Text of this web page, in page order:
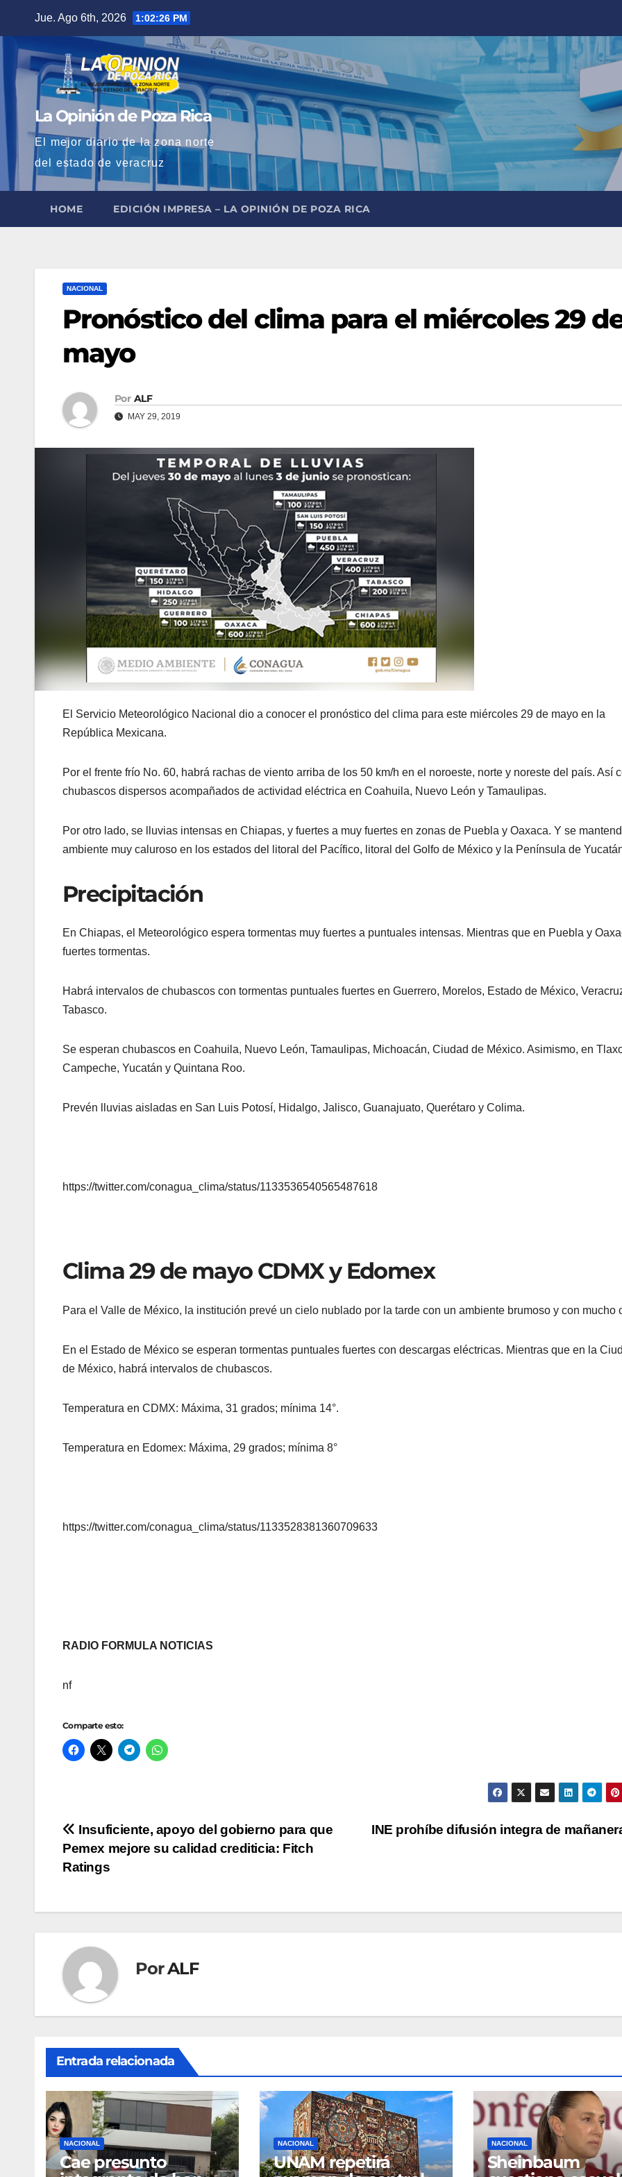
contenido
Jue. Ago 6th, 2026 1:02:28 PM
La Opinión de Poza Rica
El mejor diario de la zona norte
del estado de veracruz
HOME EDICIÓN IMPRESA – LA OPINIÓN DE POZA RICA
NACIONAL
Pronóstico del clima para el miércoles 29
mayo
Por ALF
MAY 29, 2019
El Servicio Meteorológico Nacional dio a conocer el pronóstico del clima para este miércoles 29 de mayo en la
República Mexicana.
Por el frente frío No. 60, habrá rachas de viento arriba de los 50 km/h en el noroeste, norte y noreste del país. Así
chubascos dispersos acompañados de actividad eléctrica en Coahuila, Nuevo León y Tamaulipas.
Por otro lado, se lluvias intensas en Chiapas, y fuertes a muy fuertes en zonas de Puebla y Oaxaca. Y se
ambiente muy caluroso en los estados del litoral del Pacífico, litoral del Golfo de México y la Península de
Precipitación
En Chiapas, el Meteorológico espera tormentas muy fuertes a puntuales intensas. Mientras que en Puebla y
fuertes tormentas.
Habrá intervalos de chubascos con tormentas puntuales fuertes en Guerrero, Morelos, Estado de México,
Tabasco.
Se esperan chubascos en Coahuila, Nuevo León, Tamaulipas, Michoacán, Ciudad de México. Asimismo, en
Campeche, Yucatán y Quintana Roo.
Prevén lluvias aisladas en San Luis Potosí, Hidalgo, Jalisco, Guanajuato, Querétaro y Colima.
https://twitter.com/conagua_clima/status/1133536540565487618
Clima 29 de mayo CDMX y Edomex
Para el Valle de México, la institución prevé un cielo nublado por la tarde con un ambiente brumoso y con mucho
En el Estado de México se esperan tormentas puntuales fuertes con descargas eléctricas. Mientras que en la
de México, habrá intervalos de chubascos.
Temperatura en CDMX: Máxima, 31 grados; mínima 14°.
Temperatura en Edomex: Máxima, 29 grados; mínima 8°
https://twitter.com/conagua_clima/status/1133528381360709633
RADIO FORMULA NOTICIAS
nf
Comparte esto:
Navegación
de
INE prohíbe difusión integra de
Insuficiente, apoyo del gobierno para que
Pemex mejore su calidad crediticia: Fitch
Ratings
PorALF
Entrada relacionada
NACIONAL
Cae presunto
NACIONAL
UNAM repetirá
NACIONAL
Sheinbaum